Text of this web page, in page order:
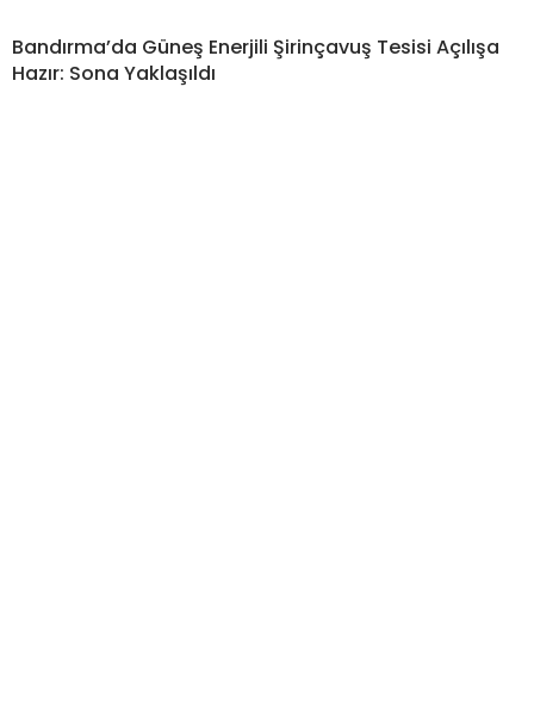
Bandırma’da Güneş Enerjili Şirinçavuş Tesisi Açılışa
Hazır: Sona Yaklaşıldı